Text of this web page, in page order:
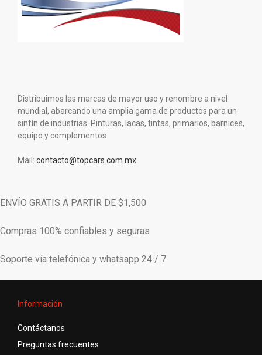
Distribuimos las marcas de mayor uso y renombre a nivel
mundial, abarcando una amplia gama de productos para un
sinfín de industrias: Pinturas, lacas, tintas, primarios, barnices,
equipo y complementos.
Mail: contacto@topcars.com.mx
ENVÍO GRATIS A PARTIR DE $1,500
Compras 100% confiables y seguras
Soporte vía telefónica y whatsapp 24 / 7
Información
Contáctanos
Preguntas frecuentes